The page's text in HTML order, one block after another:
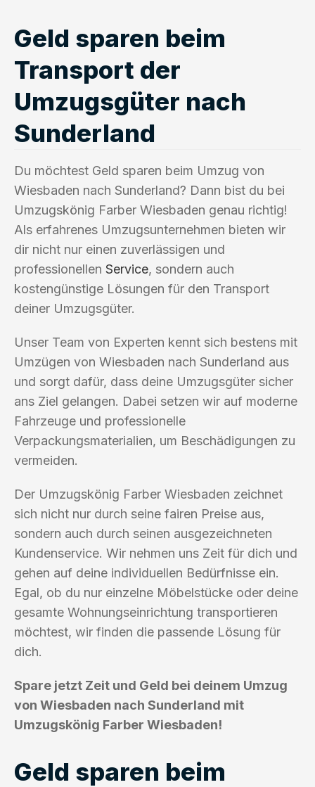
Geld sparen beim
Transport der
Umzugsgüter nach
Sunderland
Du möchtest Geld sparen beim Umzug von
Wiesbaden nach Sunderland? Dann bist du bei
Umzugskönig Farber Wiesbaden genau richtig!
Als erfahrenes Umzugsunternehmen bieten wir
dir nicht nur einen zuverlässigen und
professionellen Service, sondern auch
kostengünstige Lösungen für den Transport
deiner Umzugsgüter.
Unser Team von Experten kennt sich bestens mit
Umzügen von Wiesbaden nach Sunderland aus
und sorgt dafür, dass deine Umzugsgüter sicher
ans Ziel gelangen. Dabei setzen wir auf moderne
Fahrzeuge und professionelle
Verpackungsmaterialien, um Beschädigungen zu
vermeiden.
Der Umzugskönig Farber Wiesbaden zeichnet
sich nicht nur durch seine fairen Preise aus,
sondern auch durch seinen ausgezeichneten
Kundenservice. Wir nehmen uns Zeit für dich und
gehen auf deine individuellen Bedürfnisse ein.
Egal, ob du nur einzelne Möbelstücke oder deine
gesamte Wohnungseinrichtung transportieren
möchtest, wir finden die passende Lösung für
dich.
Spare jetzt Zeit und Geld bei deinem Umzug
von Wiesbaden nach Sunderland mit
Umzugskönig Farber Wiesbaden!
Geld sparen beim